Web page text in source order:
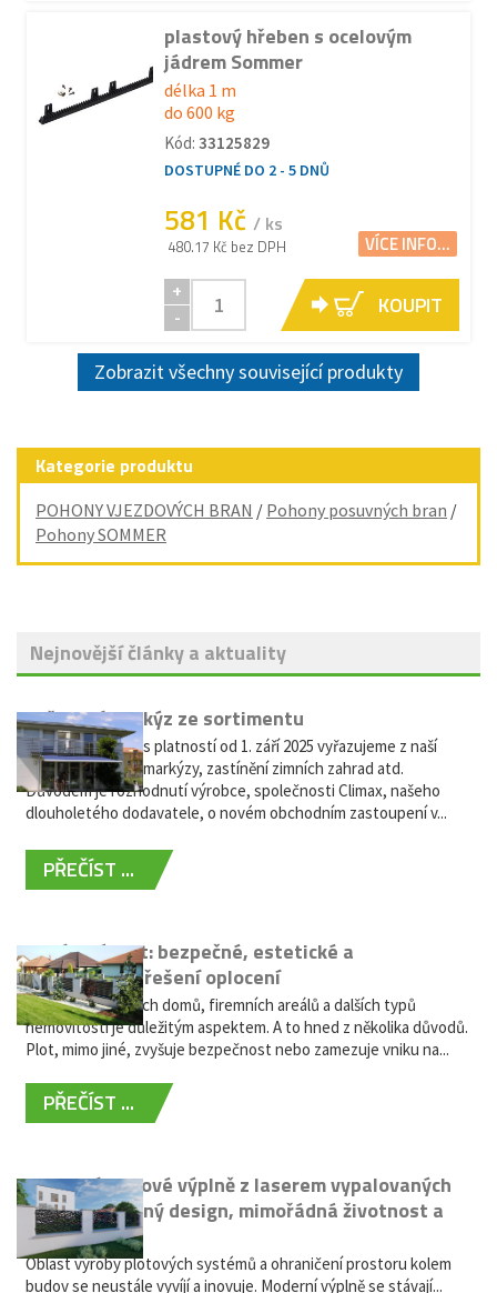
plastový hřeben s ocelovým
jádrem Sommer
délka 1 m
do 600 kg
Kód: 33125829
DOSTUPNÉ DO 2 - 5 DNŮ
581 Kč / ks
480.17 Kč bez DPH VÍCE INFO...
+
-
KOUPIT
Zobrazit všechny související produkty
Kategorie produktu
POHONY VJEZDOVÝCH BRAN / Pohony posuvných bran /
Pohony SOMMER
Nejnovější články a aktuality
Vyřazení markýz ze sortimentu
Vážení zákazníci, s platností od 1. září 2025 vyřazujeme z naší
nabídky výsuvné markýzy, zastínění zimních zahrad atd.
Důvodem je rozhodnutí výrobce, společnosti Climax, našeho
dlouholetého dodavatele, o novém obchodním zastoupení v...
PŘEČÍST ...
Hliníkový plot: bezpečné, estetické a
bezúdržbové řešení oplocení
Oplocení rodinných domů, firemních areálů a dalších typů
nemovitostí je důležitým aspektem. A to hned z několika důvodů.
Plot, mimo jiné, zvyšuje bezpečnost nebo zamezuje vniku na...
PŘEČÍST ...
Moderní plotové výplně z laserem vypalovaných
kovů: výjimečný design, mimořádná životnost a
žádná údržba
Oblast výroby plotových systémů a ohraničení prostoru kolem
budov se neustále vyvíjí a inovuje. Moderní výplně se stávají...